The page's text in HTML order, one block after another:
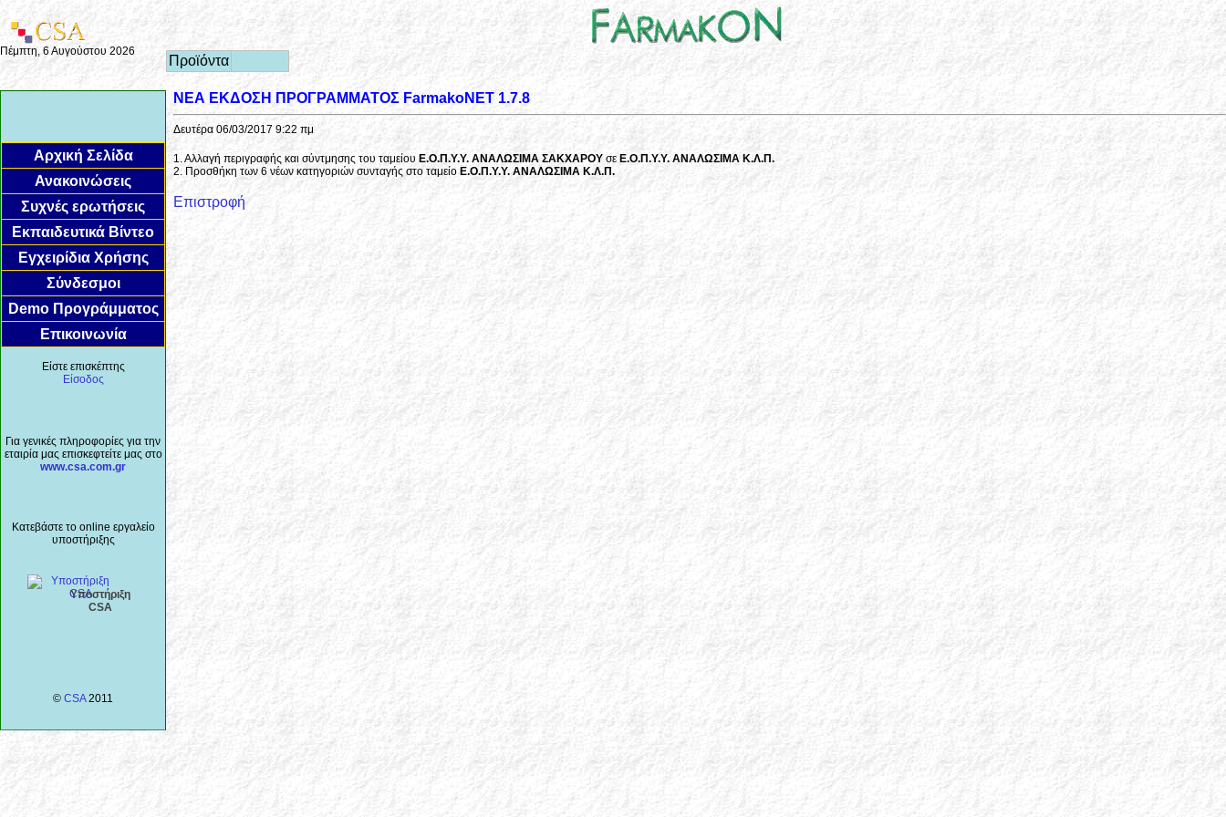
Πέμπτη, 6 Αυγούστου 2026
Προϊόντα
Αρχική Σελίδα
Ανακοινώσεις
Συχνές ερωτήσεις
Εκπαιδευτικά Βίντεο
Εγχειρίδια Χρήσης
Σύνδεσμοι
Demo Προγράμματος
Επικοινωνία
Είστε επισκέπτης
Είσοδος
Για γενικές πληροφορίες για την
εταιρία μας επισκεφτείτε μας στο
www.csa.com.gr
Κατεβάστε το online εργαλείο
υποστήριξης
Υποστήριξη
CSA
© CSA2011
ΝΕΑ ΕΚΔΟΣΗ ΠΡΟΓΡΑΜΜΑΤΟΣ FarmakoNET 1.7.8
Δευτέρα 06/03/2017 9:22 πμ
1. Αλλαγή περιγραφής και σύντμησης του ταμείου Ε.Ο.Π.Υ.Υ. ΑΝΑΛΩΣΙΜΑ ΣΑΚΧΑΡΟΥ σε Ε.Ο.Π.Υ.Υ. ΑΝΑΛΩΣΙΜΑ Κ.Λ.Π.
2. Προσθήκη των 6 νέων κατηγοριών συνταγής στο ταμείο Ε.Ο.Π.Υ.Υ. ΑΝΑΛΩΣΙΜΑ Κ.Λ.Π.
Επιστροφή